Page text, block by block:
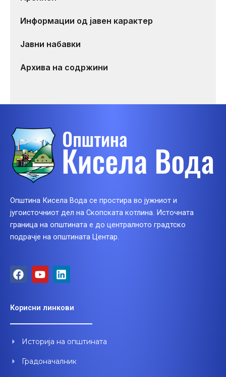
Информации од јавен карактер
Јавни набавки
Архива на содржини
Општина Кисела Вода се простира во јужниот и
југоисточниот дел на Скопската котлина. Источната
граница на општината е до централното градтско
подрачје на општината Центар.
F
a
b
o
k
Y
o
u
b
L
i
e
d
n
Корисни линкови
Историја на општината
Градоначалник